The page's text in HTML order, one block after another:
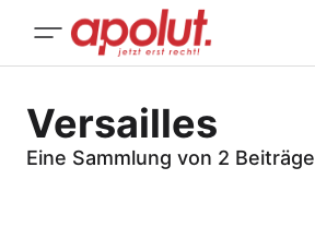
Versailles
Eine Sammlung von 2 Beiträge